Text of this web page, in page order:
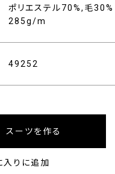
ポリエステル70%,毛30%
285g/m
49252
スーツを作る
入りに追加